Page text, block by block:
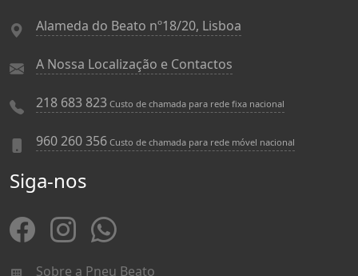
Alameda do Beato nº18/20, Lisboa
A Nossa Localização e Contactos
218 683 823 Custo de chamada para rede fixa nacional
960 260 356 Custo de chamada para rede móvel nacional
Siga-nos
Sobre a Pneu Beato